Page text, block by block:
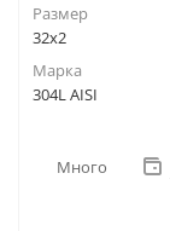
Размер
32х2
Марка
304L AISI
Много